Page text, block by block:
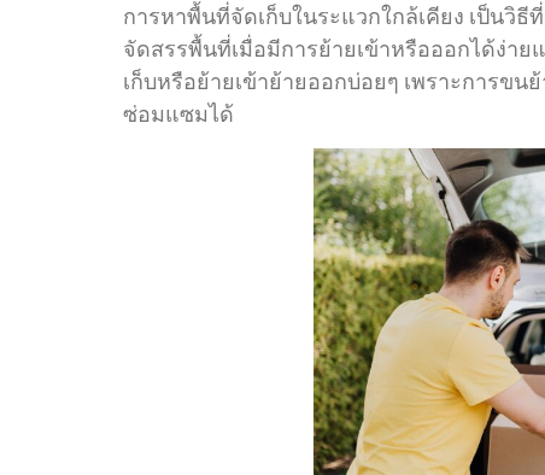
การหาพื้นที่จัดเก็บในระแวกใกล้เคียง เป็นวิ
จัดสรรพื้นที่เมื่อมีการย้ายเข้าหรือออกได้ง่า
เก็บหรือย้ายเข้าย้ายออกบ่อยๆ เพราะการขน
ซ่อมแซมได้